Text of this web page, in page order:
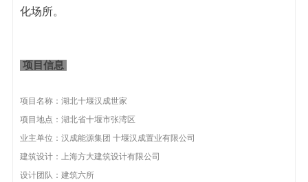
化场所。
项目信息
项目名称：湖北十堰汉成世家
项目地点：湖北省十堰市张湾区
业主单位：汉成能源集团 十堰汉成置业有限公司
建筑设计：上海方大建筑设计有限公司
设计团队：建筑六所